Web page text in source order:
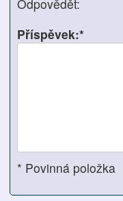
Odpovědět:
Příspěvek:*
* Povinná položka